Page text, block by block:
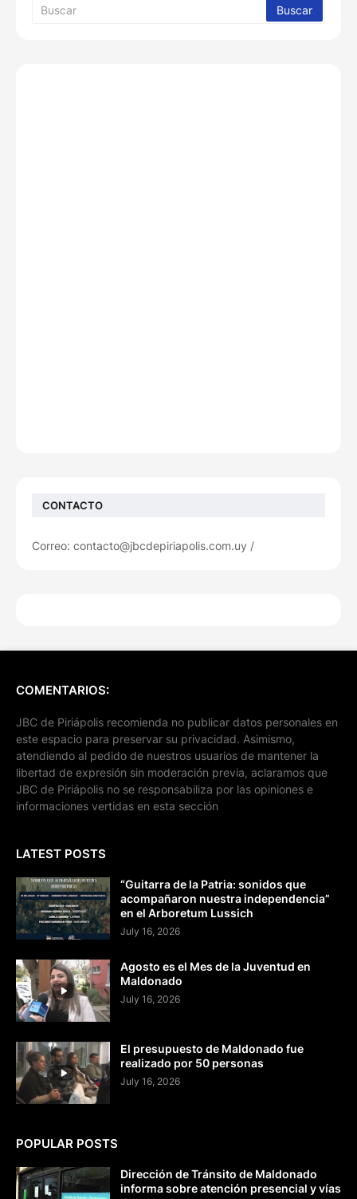
CONTACTO
Correo: contacto@jbcdepiriapolis.com.uy /
COMENTARIOS:
JBC de Piriápolis recomienda no publicar datos personales en
este espacio para preservar su privacidad. Asimismo,
atendiendo al pedido de nuestros usuarios de mantener la
libertad de expresión sin moderación previa, aclaramos que
JBC de Piriápolis no se responsabiliza por las opiniones e
informaciones vertidas en esta sección
LATEST POSTS
“Guitarra de la Patria: sonidos que
acompañaron nuestra independencia”
en el Arboretum Lussich
July 16, 2026
Agosto es el Mes de la Juventud en
Maldonado
July 16, 2026
El presupuesto de Maldonado fue
realizado por 50 personas
July 16, 2026
POPULAR POSTS
Dirección de Tránsito de Maldonado
informa sobre atención presencial y vías